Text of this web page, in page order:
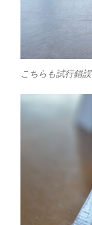
こちらも試行錯